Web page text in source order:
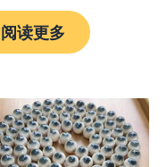
阅读更多